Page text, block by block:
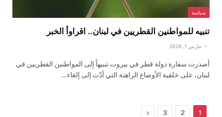
سياسة
تنبيه للمواطنين القطريين في لبنان.. اقراوأ الخبر
مارس 1, 2026
أصدرت سفارة دولة قطر في بيروت تنبيهاً إلى المواطنين القطريين في
لبنان، على خلفية الأوضاع الراهنة التي أدّت إلى إلغاء…
1
2
3 التالي